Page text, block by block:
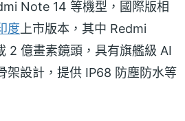
Note 14 等機型，國際版相
度 上市版本，其中 Redmi
2 億畫素鏡頭，具有旗艦級 AI
架設計，提供 IP68 防塵防水等